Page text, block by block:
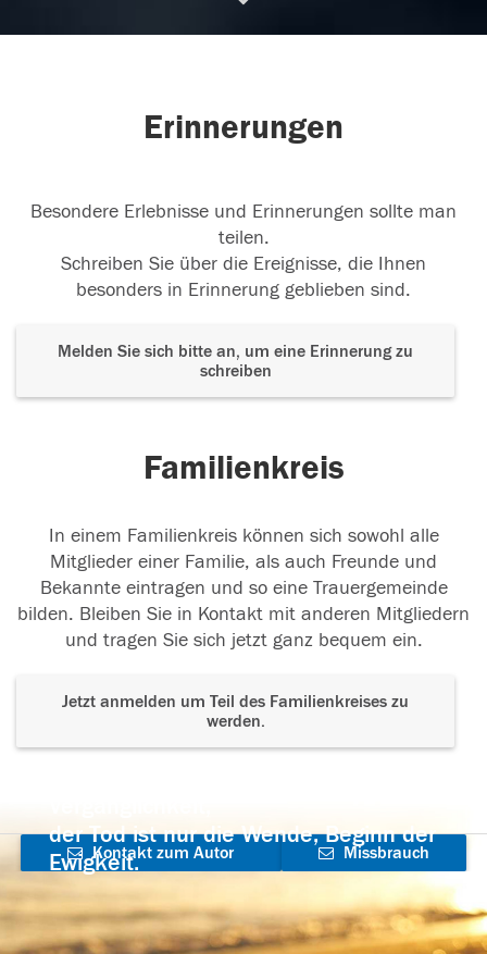
Denn Meine Gedanken sind nicht eure
Gedanken, und eure Wege sind nicht...
Erinnerungen
Besondere Erlebnisse und Erinnerungen sollte man
teilen.
Schreiben Sie über die Ereignisse, die Ihnen
besonders in Erinnerung geblieben sind.
Melden Sie sich bitte an, um eine Erinnerung zu
schreiben
Familienkreis
In einem Familienkreis können sich sowohl alle
Mitglieder einer Familie, als auch Freunde und
Bekannte eintragen und so eine Trauergemeinde
bilden. Bleiben Sie in Kontakt mit anderen Mitgliedern
und tragen Sie sich jetzt ganz bequem ein.
Jetzt anmelden um Teil des Familienkreises zu
werden.
der Tod ist nur die Wende, Beginn der
Ewigkeit.
Kontakt zum Autor
aufnehmen
Missbrauch